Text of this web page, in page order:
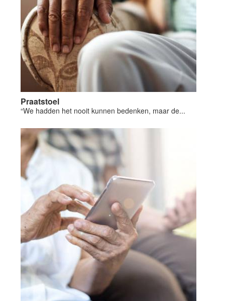
Praatstoel
“We hadden het nooit kunnen bedenken, maar de...